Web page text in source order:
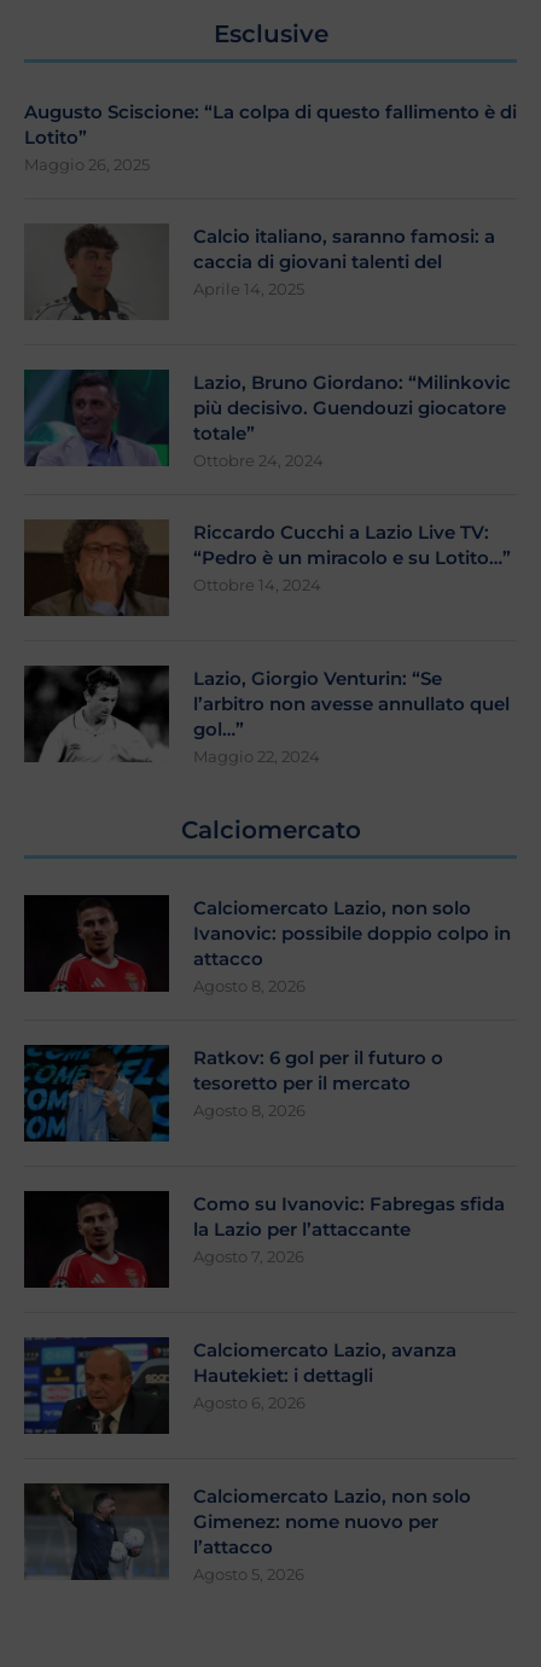
Esclusive
Augusto Sciscione: “La colpa di questo fallimento è di
Lotito”
Maggio 26, 2025
Calcio italiano, saranno famosi: a
caccia di giovani talenti del
Aprile 14, 2025
Lazio, Bruno Giordano: “Milinkovic
più decisivo. Guendouzi giocatore
totale”
Ottobre 24, 2024
Riccardo Cucchi a Lazio Live TV:
“Pedro è un miracolo e su Lotito…”
Ottobre 14, 2024
Lazio, Giorgio Venturin: “Se
l’arbitro non avesse annullato quel
gol…”
Maggio 22, 2024
Calciomercato
Calciomercato Lazio, non solo
Ivanovic: possibile doppio colpo in
attacco
Agosto 8, 2026
Ratkov: 6 gol per il futuro o
tesoretto per il mercato
Agosto 8, 2026
Como su Ivanovic: Fabregas sfida
la Lazio per l’attaccante
Agosto 7, 2026
Calciomercato Lazio, avanza
Hautekiet: i dettagli
Agosto 6, 2026
Calciomercato Lazio, non solo
Gimenez: nome nuovo per
l’attacco
Agosto 5, 2026